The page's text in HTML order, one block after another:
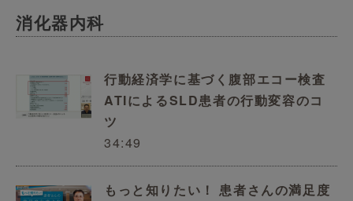
消化器内科
行動経済学に基づく腹部エコー検査
ATIによるSLD患者の行動変容のコ
ツ
34:49
もっと知りたい！ 患者さんの満足度